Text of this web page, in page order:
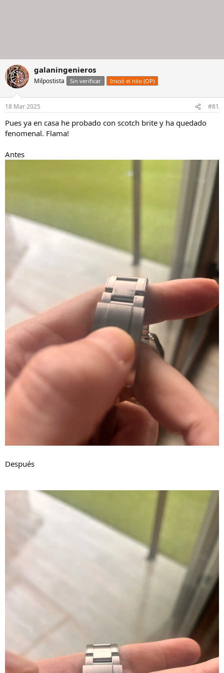
galaningenieros
Milpostista Sin verificar Inició el hilo (OP)
18 Mar 2025 #81
Pues ya en casa he probado con scotch brite y ha quedado
fenomenal. Flama!
Antes
Después